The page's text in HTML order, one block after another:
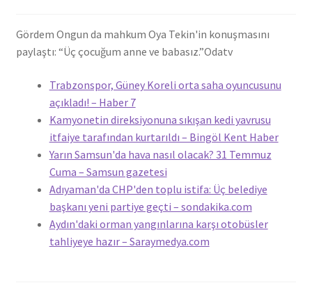
Gördem Ongun da mahkum Oya Tekin'in konuşmasını
paylaştı: “Üç çocuğum anne ve babasız.”Odatv
Trabzonspor, Güney Koreli orta saha oyuncusunu
açıkladı! – Haber 7
Kamyonetin direksiyonuna sıkışan kedi yavrusu
itfaiye tarafından kurtarıldı – Bingöl Kent Haber
Yarın Samsun'da hava nasıl olacak? 31 Temmuz
Cuma – Samsun gazetesi
Adıyaman'da CHP'den toplu istifa: Üç belediye
başkanı yeni partiye geçti – sondakika.com
Aydın'daki orman yangınlarına karşı otobüsler
tahliyeye hazır – Saraymedya.com